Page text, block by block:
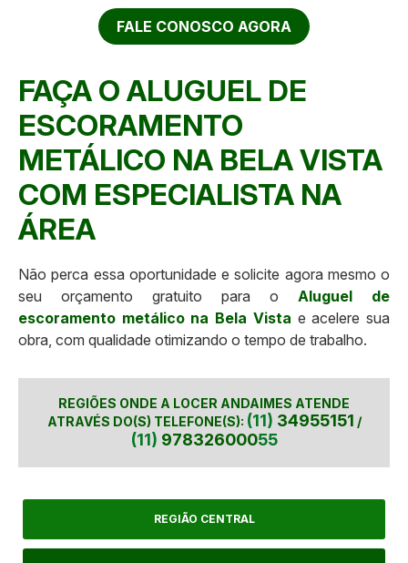
FALE CONOSCO AGORA
FAÇA O ALUGUEL DE
ESCORAMENTO
METÁLICO NA BELA VISTA
COM ESPECIALISTA NA
ÁREA
Não perca essa oportunidade e solicite agora mesmo o
seu orçamento gratuito para o Aluguel de
escoramento metálico na Bela Vista e acelere sua
obra, com qualidade otimizando o tempo de trabalho.
REGIÕES ONDE A LOCER ANDAIMES ATENDE
ATRAVÉS DO(S) TELEFONE(S): (11) 34955151 /
(11) 97832600055
REGIÃO CENTRAL